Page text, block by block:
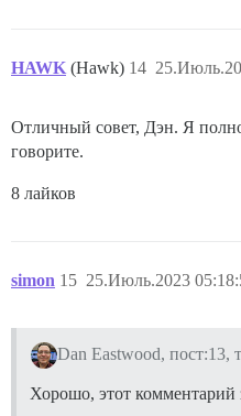
HAWK (Hawk) 14
Отличный совет, Дэн. Я
говорите.
8 лайков
simon 25.Июль.2023
15
Dan Eastwood, пост:13,
Хорошо, этот комментарий